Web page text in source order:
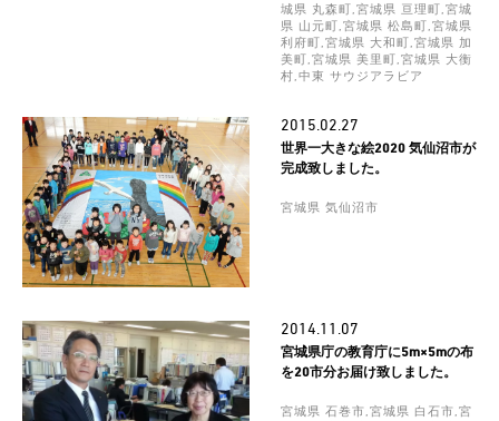
城県 丸森町,宮城県 亘理町,宮城
県 山元町,宮城県 松島町,宮城県
利府町,宮城県 大和町,宮城県 加
美町,宮城県 美里町,宮城県 大衡
村,中東 サウジアラビア
2015.02.27
世界一大きな絵2020 気仙沼市が
完成致しました。
宮城県 気仙沼市
2014.11.07
宮城県庁の教育庁に5m×5mの布
を20市分お届け致しました。
宮城県 石巻市,宮城県 白石市,宮